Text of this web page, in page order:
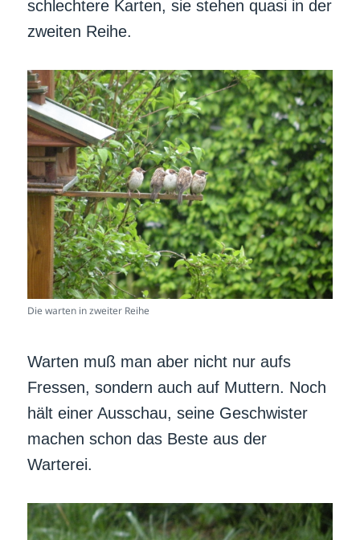
schlechtere Karten, sie stehen quasi in der
zweiten Reihe.
Die warten in zweiter Reihe
Warten muß man aber nicht nur aufs
Fressen, sondern auch auf Muttern. Noch
hält einer Ausschau, seine Geschwister
machen schon das Beste aus der
Warterei.